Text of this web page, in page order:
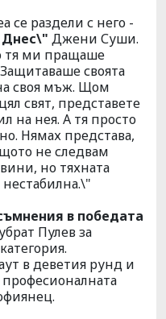
се раздели с него -
Джени Суши.
тя ми пращаше
своята
своя мъж. Щом
свят, представете
на нея. А тя просто
Нямах представа,
не следвам
но тяхната
в победата
Пулев за
в деветия рунд и